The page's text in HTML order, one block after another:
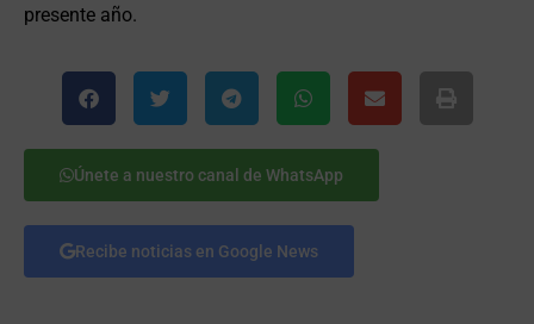
presente año.
Únete a nuestro canal de WhatsApp
Recibe noticias en Google News